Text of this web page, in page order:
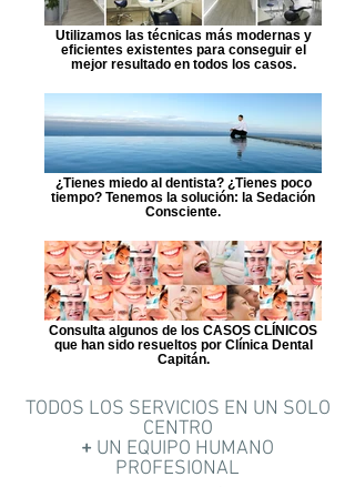
Utilizamos las técnicas más modernas y
eficientes existentes para conseguir el
mejor resultado en todos los casos.
¿Tienes miedo al dentista? ¿Tienes poco
tiempo? Tenemos la solución: la Sedación
Consciente.
Consulta algunos de los CASOS CLÍNICOS
que han sido resueltos por Clínica Dental
Capitán.
TODOS LOS SERVICIOS EN UN SOLO
CENTRO
+ UN EQUIPO HUMANO
PROFESIONAL